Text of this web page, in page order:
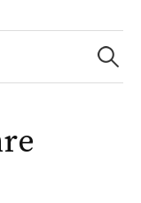
Suche
nach: